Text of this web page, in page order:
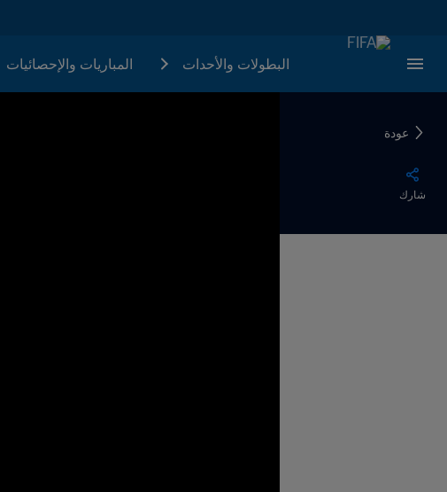
البطولات والأحدات المباريات والإحصائيات
عودة
شارك